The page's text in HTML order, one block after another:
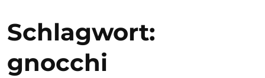
Schlagwort:
gnocchi